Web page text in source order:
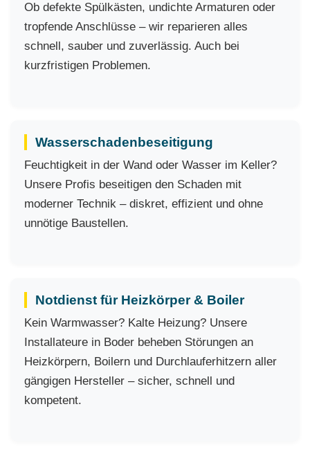
Ob defekte Spülkästen, undichte Armaturen oder
tropfende Anschlüsse – wir reparieren alles
schnell, sauber und zuverlässig. Auch bei
kurzfristigen Problemen.
Wasserschadenbeseitigung
Feuchtigkeit in der Wand oder Wasser im Keller?
Unsere Profis beseitigen den Schaden mit
moderner Technik – diskret, effizient und ohne
unnötige Baustellen.
Notdienst für Heizkörper & Boiler
Kein Warmwasser? Kalte Heizung? Unsere
Installateure in Boder beheben Störungen an
Heizkörpern, Boilern und Durchlauferhitzern aller
gängigen Hersteller – sicher, schnell und
kompetent.